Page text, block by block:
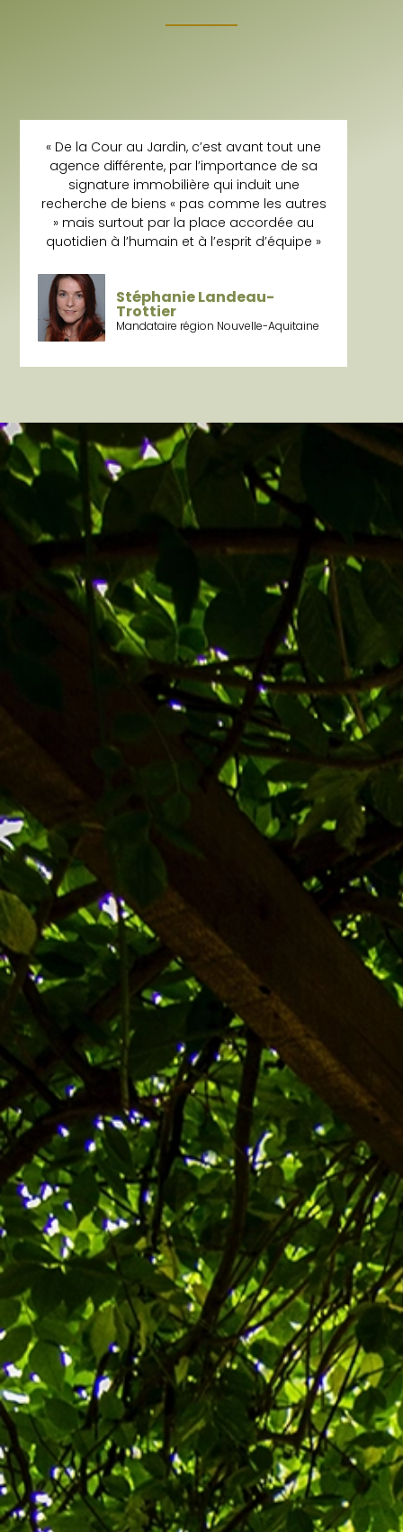
« De la Cour au Jardin, c’est avant tout une
agence différente, par l’importance de sa
signature immobilière qui induit une
recherche de biens « pas comme les autres
» mais surtout par la place accordée au
quotidien à l’humain et à l’esprit d’équipe »
Stéphanie Landeau-
Trottier
Mandataire région Nouvelle-Aquitaine